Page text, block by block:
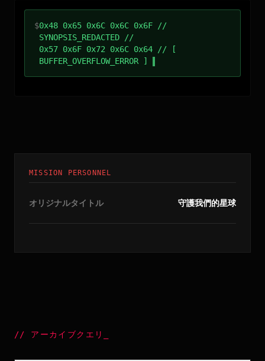
$0x48 0x65 0x6C 0x6C 0x6F //
SYNOPSIS_REDACTED //
0x57 0x6F 0x72 0x6C 0x64 // [
BUFFER_OVERFLOW_ERROR ]
MISSION PERSONNEL
オリジナルタイトル 守護我們的星球
// アーカイブクエリ